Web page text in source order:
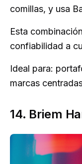
comillas, y usa
Esta
confiabilidad a
Ideal para:
marcas
14. Briem